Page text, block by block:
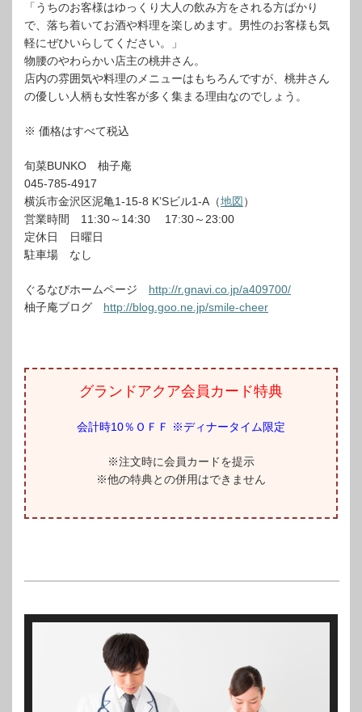
「うちのお客様はゆっくり大人の飲み方をされる方ばかり
で、落ち着いてお酒や料理を楽しめます。男性のお客様も気
軽にぜひいらしてください。」
物腰のやわらかい店主の桃井さん。
店内の雰囲気や料理のメニューはもちろんですが、桃井さん
の優しい人柄も女性客が多く集まる理由なのでしょう。
※ 価格はすべて税込
旬菜BUNKO 柚子庵
045-785-4917
横浜市金沢区泥亀1-15-8 K’Sビル1-A（地図 ）
営業時間 11:30～14:30 17:30～23:00
定休日 日曜日
駐車場 なし
ぐるなびホームページ http://r.gnavi.co.jp/a409700/
柚子庵ブログ http://blog.goo.ne.jp/smile-cheer
グランドアクア会員カード特典
会計時10％ＯＦＦ ※ディナータイム限定
※注文時に会員カードを提示
※他の特典との併用はできません